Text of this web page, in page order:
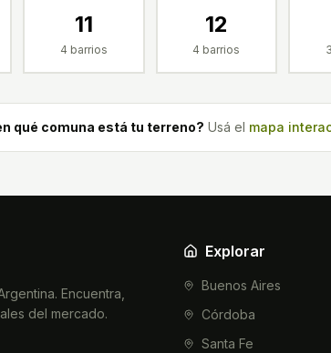
11
4 barrios
12
4 barrios 3
qué comuna está tu terreno? Usá el mapa
Encuentra,
del mercado.
Explorar
Buenos Aires
Córdoba
Santa Fe